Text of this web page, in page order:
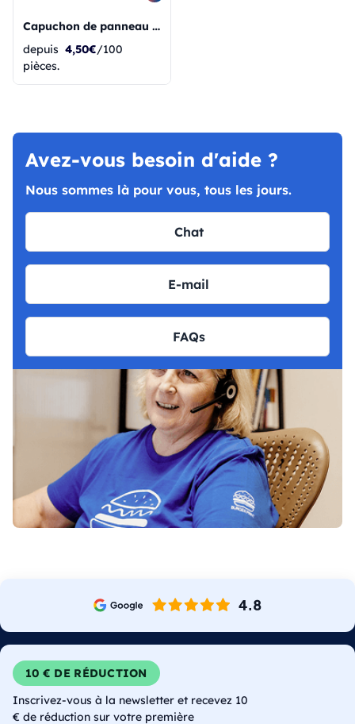
Capuchon de panneau Aut 5 - Pic tubulaire
depuis 4,50€/100
pièces.
Avez-vous besoin d'aide ?
Nous sommes là pour vous, tous les jours.
Chat
E-mail
FAQs
10 € DE RÉDUCTION
Inscrivez-vous à la newsletter et recevez 10
€ de réduction sur votre première